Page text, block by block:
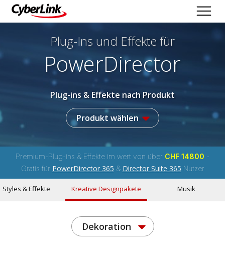
Plug-Ins und Effekte für
PowerDirector
Plug-ins & Effekte nach Produkt
Produkt wählen
Premium-Plug-ins & Effekte im wert von über CHF 14800 -
Gratis für PowerDirector 365 & Director Suite 365 Nutzer
Styles & Effekte Kreative Designpakete Musik
Dekoration